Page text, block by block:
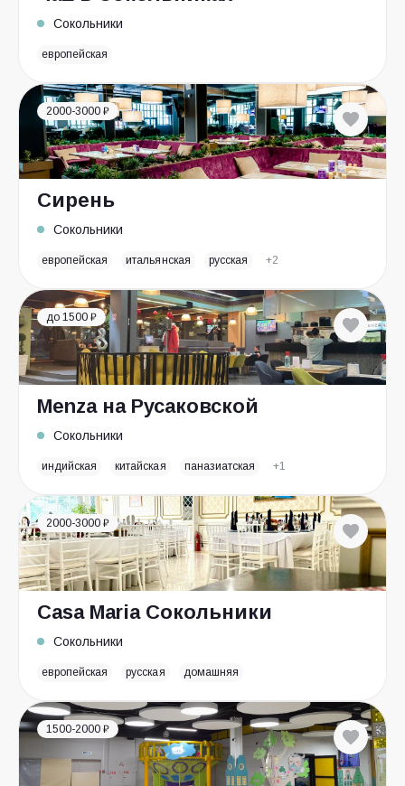
Сокольники
европейская
2000-3000 ₽
Сирень
Сокольники
европейская итальянская русская +2
до 1500 ₽
Menza на Русаковской
Сокольники
индийская китайская паназиатская +1
2000-3000 ₽
Casa Maria Сокольники
Сокольники
европейская русская домашняя
1500-2000 ₽